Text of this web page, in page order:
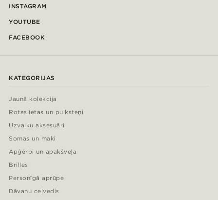
INSTAGRAM
YOUTUBE
FACEBOOK
KATEGORIJAS
Jaunā kolekcija
Rotaslietas un pulksteņi
Uzvalku aksesuāri
Somas un maki
Apģērbi un apakšveļa
Brilles
Personīgā aprūpe
Dāvanu ceļvedis